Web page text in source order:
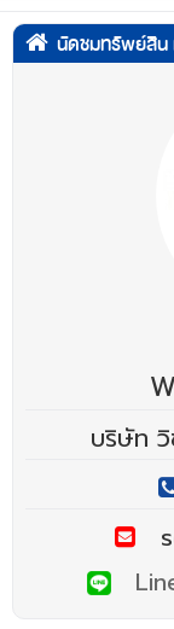
นัดชมทรัพย์สิน
บริษัท